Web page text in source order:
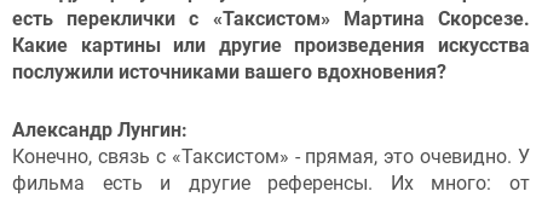
есть переклички с «Таксистом» Мартина Скорсезе.
Какие картины или другие произведения искусства
послужили источниками вашего вдохновения?
Александр Лунгин:
Конечно, связь с «Таксистом» - прямая, это очевидно. У
фильма есть и другие референсы. Их много: от